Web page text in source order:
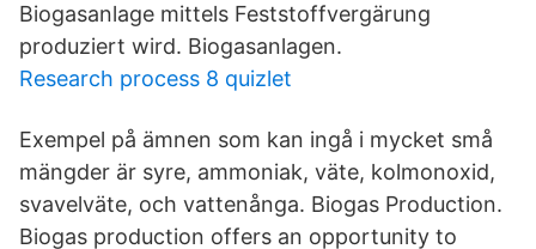
Biogasanlage mittels Feststoffvergärung
produziert wird. Biogasanlagen.
Research process 8 quizlet
Exempel på ämnen som kan ingå i mycket små
mängder är syre, ammoniak, väte, kolmonoxid,
svavelväte, och vattenånga. Biogas Production.
Biogas production offers an opportunity to